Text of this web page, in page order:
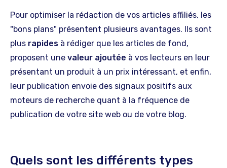
Pour optimiser la rédaction de vos articles affiliés, les
"bons plans" présentent plusieurs avantages. Ils sont
plus rapides à rédiger que les articles de fond,
proposent une valeur ajoutée à vos lecteurs en leur
présentant un produit à un prix intéressant, et enfin,
leur publication envoie des signaux positifs aux
moteurs de recherche quant à la fréquence de
publication de votre site web ou de votre blog.
Quels sont les différents types